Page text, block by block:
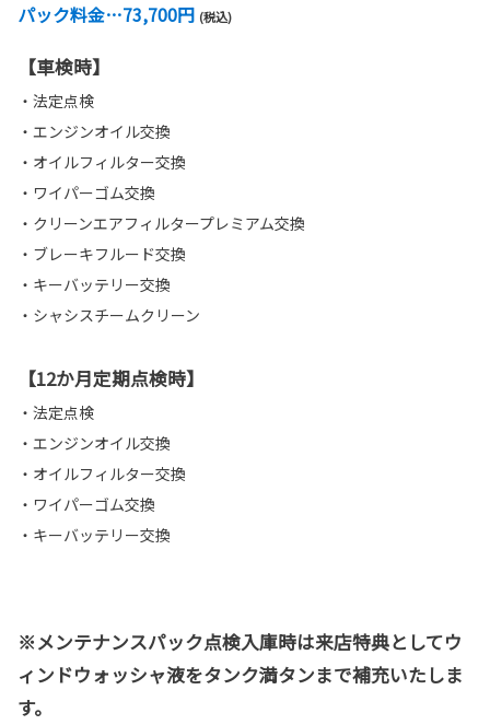
パック料金…73,700円 (税込)
【車検時】
・法定点検
・エンジンオイル交換
・オイルフィルター交換
・ワイパーゴム交換
・クリーンエアフィルタープレミアム交換
・ブレーキフルード交換
・キーバッテリー交換
・シャシスチームクリーン
【12か月定期点検時】
・法定点検
・エンジンオイル交換
・オイルフィルター交換
・ワイパーゴム交換
・キーバッテリー交換
※メンテナンスパック点検入庫時は来店特典としてウ
ィンドウォッシャ液をタンク満タンまで補充いたしま
す。